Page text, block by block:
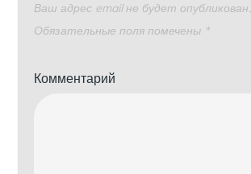
Ваш адрес email не будет опубликован.
Обязательные поля помечены *
Комментарий